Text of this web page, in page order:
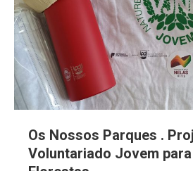
Os Nossos Parques .
Voluntariado Jovem